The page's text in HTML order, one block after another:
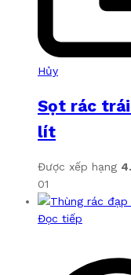
Hủy
Sọt rác
lít
Được xếp hạng
01
Đọc tiếp